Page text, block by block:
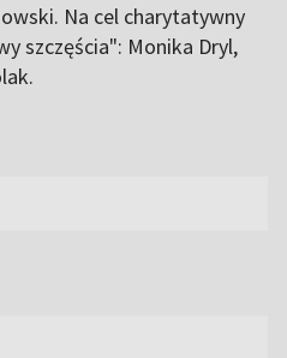
Na cel charytatywny
szczęścia": Monika Dryl,